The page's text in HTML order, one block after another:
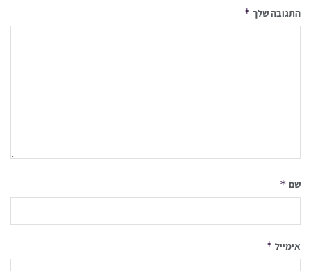
התגובה שלך *
שם *
אימייל *